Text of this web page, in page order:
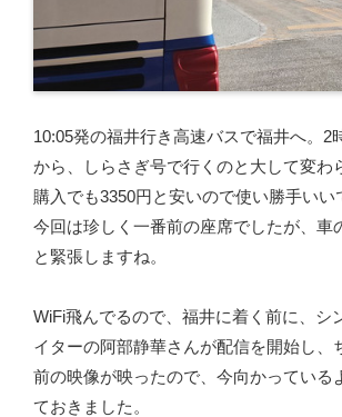
10:05発の福井行き高速バスで福井へ。2
から、しらさぎ号で行くのと大して変わ
購入でも3350円と安いので使い勝手いい
今回は珍しく一番前の座席でしたが、車
と緊張しますね。
WiFi飛んでるので、福井に着く前に、シ
イターの阿部静華さんが配信を開始し、
前の映像が映ったので、今向かっている
ておきました。